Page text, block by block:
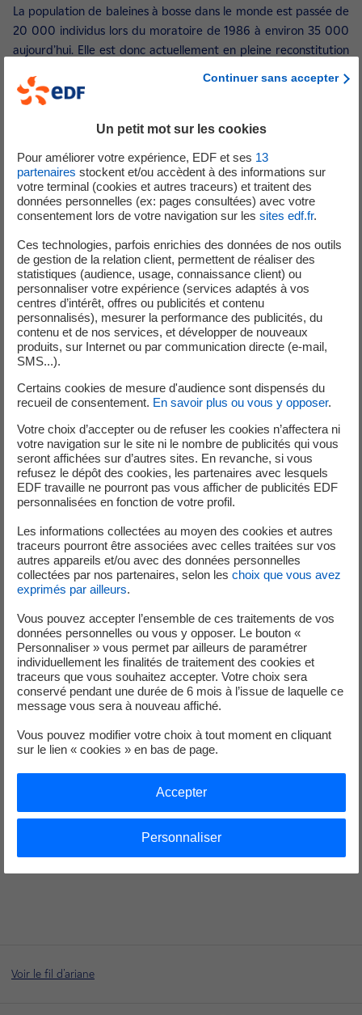
La population de baleines à bosse dans le monde est passée de
20 000 individus lors du moratoire de 1986 à environ 35 000
aujourd’hui. Elle est donc actuellement en pleine reconstitution
routes migratoires, qui va de l'océan Atlantique Nord-Est à
l’archipel du Cap-Vert. Comme le loup qui revient en France, les
baleines se réapproprient leur territoire. Ainsi, il n'est pas rare
des zones plus tempérées où la nourriture en poissons et
planctons est abondante. Conséquence, les observations de
baleine sont plus fréquentes.
Une conférence le vendredi 24 mai
Léanne Carpentier et Alexia Poltini, toutes deux en Service
Civique au sein de l’association Al Lark et respectivement
ingénieure en bio-informatique, et licenciée en biologie des
organismes, interviendront lors de la Fête de la nature pour
les espèces visibles en Bretagne, leurs routes migratoires ainsi
reviendront également sur des cas d’observation locaux.
Conférence : vendredi 24 mai, à l’Espace EDF Odyssélec de
l’usine marémotrice de la Rance de 18h30 à 19h30. Réservation
Al Lark, préserver les mammifères marins
Al Lark est une association loi 1901, reconnue « d’intérêt
général concourant à la défense de l’environnement naturel »
et basée à Cancale, en Ille-et-Vilaine. Le projet associatif s’est
développé autour de différents axes afin de valoriser la
sensibilisation à l’environnement marin et l’apport en
connaissances scientifiques sur les espèces évoluant dans cet
environnement. Un accent est porté sur le lien intrinsèque
existant entre ces domaines au travers des sciences
études scientifiques, ses conférences et ses activités
pédagogiques, Al Lark contribue tout au long de l’année à
Voir le fil d'ariane
Continuer sans accepter
Un petit mot sur les cookies
Pour améliorer votre expérience, EDF et ses 13
partenaires stockent et/ou accèdent à des informations sur
votre terminal (cookies et autres traceurs) et traitent des
données personnelles (ex: pages consultées) avec votre
consentement lors de votre navigation sur les sites edf.fr.
Ces technologies, parfois enrichies des données de nos outils
de gestion de la relation client, permettent de réaliser des
statistiques (audience, usage, connaissance client) ou
personnaliser votre expérience (services adaptés à vos
centres d’intérêt, offres ou publicités et contenu
personnalisés), mesurer la performance des publicités, du
contenu et de nos services, et développer de nouveaux
produits, sur Internet ou par communication directe (e-mail,
SMS...).
Certains cookies de mesure d'audience sont dispensés du
recueil de consentement. En savoir plus ou vous y opposer.
Votre choix d’accepter ou de refuser les cookies n’affectera ni
votre navigation sur le site ni le nombre de publicités qui vous
seront affichées sur d’autres sites. En revanche, si vous
refusez le dépôt des cookies, les partenaires avec lesquels
EDF travaille ne pourront pas vous afficher de publicités EDF
personnalisées en fonction de votre profil.
Les informations collectées au moyen des cookies et autres
traceurs pourront être associées avec celles traitées sur vos
autres appareils et/ou avec des données personnelles
collectées par nos partenaires, selon les choix que vous avez
exprimés par ailleurs.
Vous pouvez accepter l’ensemble de ces traitements de vos
données personnelles ou vous y opposer. Le bouton «
Personnaliser » vous permet par ailleurs de paramétrer
individuellement les finalités de traitement des cookies et
traceurs que vous souhaitez accepter. Votre choix sera
conservé pendant une durée de 6 mois à l’issue de laquelle ce
message vous sera à nouveau affiché.
Vous pouvez modifier votre choix à tout moment en cliquant
sur le lien « cookies » en bas de page.
Personnaliser
Accepter